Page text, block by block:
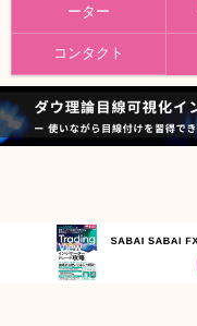
ーター
コンタクト